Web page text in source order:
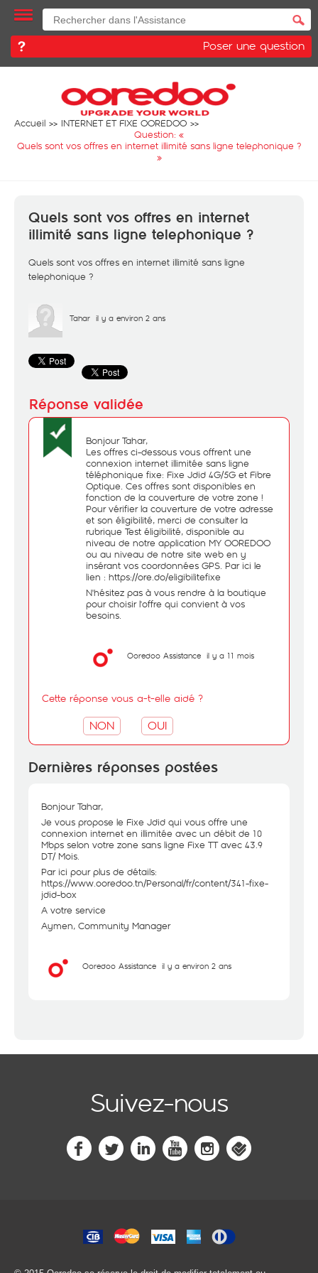
Poser une question
Accueil
INTERNET ET FIXE OOREDOO
Question: «
Quels sont vos offres en internet illimité sans ligne telephonique ?
»
Quels sont vos offres en internet
illimité sans ligne telephonique ?
Quels sont vos offres en internet illimité sans ligne
telephonique ?
Tahar il y a environ 2 ans
Bonjour Tahar,
Les offres ci-dessous vous offrent une
connexion internet illimitée sans ligne
téléphonique fixe: Fixe Jdid 4G/5G et Fibre
Optique. Ces offres sont disponibles en
fonction de la couverture de votre zone !
Pour vérifier la couverture de votre adresse
et son éligibilité, merci de consulter la
rubrique Test éligibilité, disponible au
niveau de notre application MY OOREDOO
ou au niveau de notre site web en y
insérant vos coordonnées GPS. Par ici le
lien : https://ore.do/eligibilitefixe
N'hésitez pas à vous rendre à la boutique
pour choisir l'offre qui convient à vos
besoins.
Ooredoo Assistance il y a 11 mois
Cette réponse vous a-t-elle aidé ?
NON OUI
Dernières réponses postées
Bonjour Tahar,
Je vous propose le Fixe Jdid qui vous offre une
connexion internet en illimitée avec un débit de 10
Mbps selon votre zone sans ligne Fixe TT avec 43.9
DT/ Mois.
Par ici pour plus de détails:
https://www.ooredoo.tn/Personal/fr/content/341-fixe-
jdid-box
A votre service
Aymen, Community Manager
Ooredoo Assistance il y a environ 2 ans
Suivez-nous